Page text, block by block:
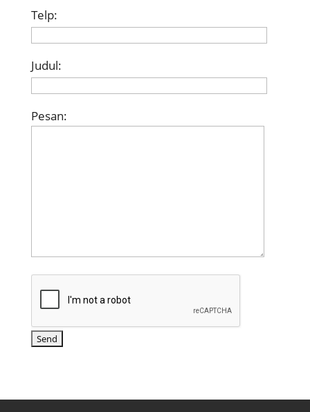
Telp:
Judul:
Pesan: